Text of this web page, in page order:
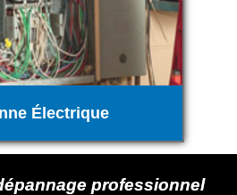
Électrique
professionnel